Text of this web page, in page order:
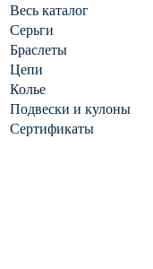
Весь каталог
Серьги
Браслеты
Цепи
Колье
Подвески и кулоны
Сертификаты